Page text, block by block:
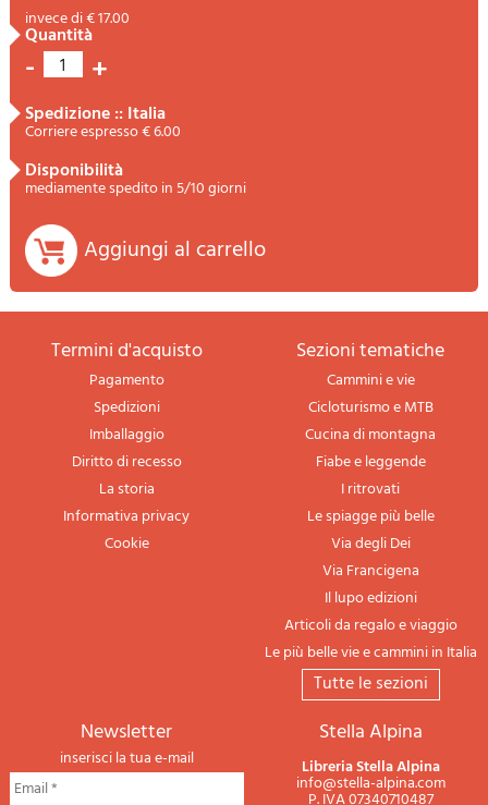
invece di € 17.00
quantità
- 1 +
spedizione :: Italia
Corriere espresso € 6.00
disponibilità
mediamente spedito in 5/10 giorni
Aggiungi al carrello
termini d'acquisto
Pagamento
Spedizioni
Imballaggio
Diritto di recesso
La storia
Informativa privacy
Cookie
sezioni tematiche
Cammini e vie
Cicloturismo e MTB
Cucina di montagna
Fiabe e leggende
I ritrovati
Le spiagge più belle
Via degli Dei
Via Francigena
Il lupo edizioni
Articoli da regalo e viaggio
Le più belle vie e cammini in Italia
tutte le sezioni
newsletter
inserisci la tua e-mail
Stella Alpina
Libreria Stella Alpina
info@stella-alpina.com
P. IVA 07340710487